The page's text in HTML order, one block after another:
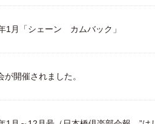
月「シェーン カムバック」
開催されました。